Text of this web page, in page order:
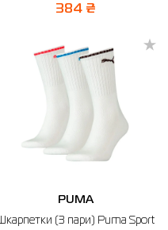
384 ₴
PUMA
Шкарпетки (3 пари) Puma Sport